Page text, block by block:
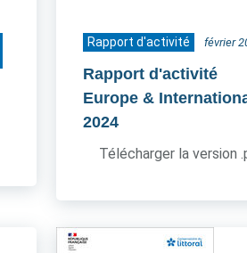
Rapport d'activité février
Rapport d'activité
Europe &
2024
Télécharger la version